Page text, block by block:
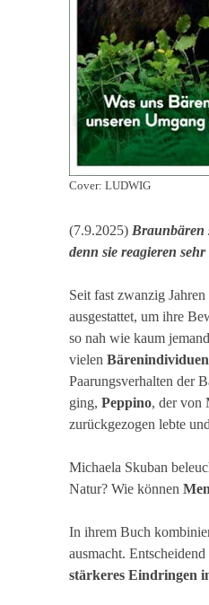
Cover: LUDWIG
(7.9.2025) Braunbären
denn sie reagieren
Seit fast zwanzig
ausgestattet, um ihre
so nah wie kaum
vielenBärenindividuen
Paarungsverhalten der
ging,Peppino, der von
zurückgezogen lebte
Michaela Skuban
Natur? Wie können
In ihrem Buch
ausmacht.
stärkeres Eindringen